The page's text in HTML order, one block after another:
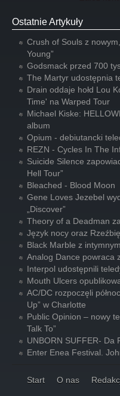
Ostatnie Artykuły
Crush of Souls z
Young”
Godsmack przed 700
The Martyr udostępnia
Drain oddaje hołd Lou
Time' na Warped Tour
Michael Kiske:
album
Opium - debiutancki
REZN - Cycles In The
Suicide Silence
Hell Tour”
Bleached - Blood Moon
Gene Loves Jezebel
„Discover”
Theory of a Deadman
Język nocy oraz
Black Marble z
Analog Dance powraca
Interpol udostępnili
Mouth Ulcers
AC/DC rozpoczęli
Up” w Charlotte
Public Opinion – nowy
Talk To”
UNBORN SUFFER- Da
Enter Enea Festival.
Start O nas